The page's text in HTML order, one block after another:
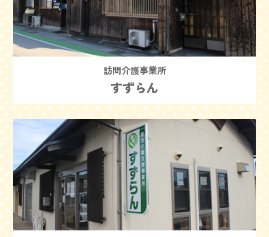
訪問介護事業所
すずらん